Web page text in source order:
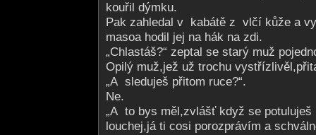
kouřil dýmku.
Pak zahledal v kabátě z vlčí kůže a
masoa hodil jej na hák na zdi.
„Chlastáš?“ zeptal se starý muž
Opilý muž,jež už trochu
„A sleduješ přitom ruce?“.
Ne.
„A to bys měl,zvlášť když se potuluješ
louchej,já ti cosi porozprávím a